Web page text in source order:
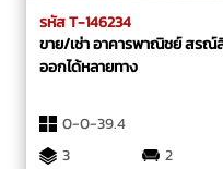
รหัส T-146234
ขาย/เช่า อาคารพาณิชย์ สร
ออกได้หลายทาง
0-0-39.4
3
2